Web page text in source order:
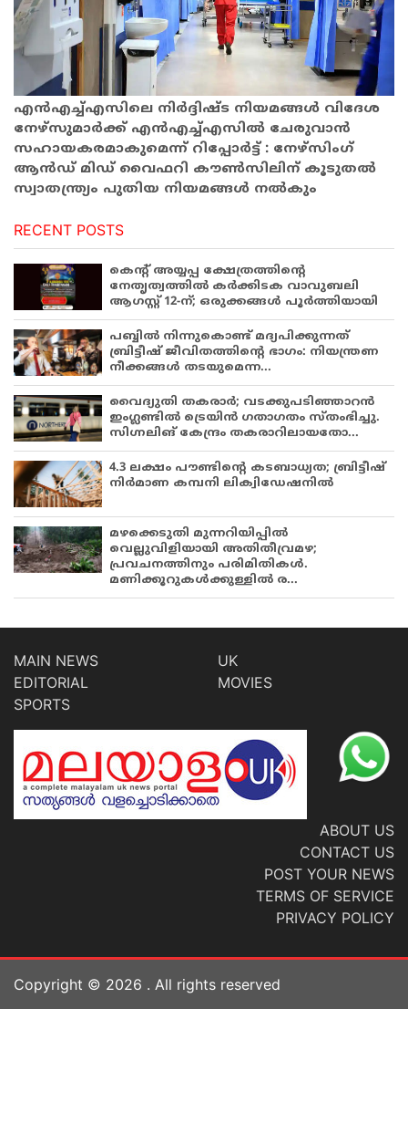
എൻഎച്ച്എസിലെ നിർദ്ദിഷ്ട നിയമങ്ങൾ വിദേശ
നേഴ്സുമാർക്ക് എൻഎച്ച്എസിൽ ചേരുവാൻ
സഹായകരമാകുമെന്ന് റിപ്പോർട്ട് : നേഴ്സിംഗ്
ആൻഡ് മിഡ് വൈഫറി കൗൺസിലിന് കൂടുതൽ
സ്വാതന്ത്ര്യം പുതിയ നിയമങ്ങൾ നൽകും
RECENT POSTS
കെന്റ് അയ്യപ്പ ക്ഷേത്രത്തിന്റെ
നേതൃത്വത്തിൽ കർക്കിടക വാവുബലി
ആഗസ്റ്റ് 12-ന്; ഒരുക്കങ്ങൾ പൂർത്തിയായി
പബ്ബില്‍ നിന്നുകൊണ്ട് മദ്യപിക്കുന്നത്
ബ്രിട്ടീഷ് ജീവിതത്തിന്റെ ഭാഗം: നിയന്ത്രണ
നീക്കങ്ങള്‍ തടയുമെന്ന...
വൈദ്യുതി തകരാർ; വടക്കുപടിഞ്ഞാറൻ
ഇംഗ്ലണ്ടിൽ ട്രെയിൻ ഗതാഗതം സ്തംഭിച്ചു.
സിഗ്നലിങ് കേന്ദ്രം തകരാറിലായതോ...
4.3 ലക്ഷം പൗണ്ടിന്റെ കടബാധ്യത; ബ്രിട്ടീഷ്
നിർമാണ കമ്പനി ലിക്വിഡേഷനിൽ
മഴക്കെടുതി മുന്നറിയിപ്പിൽ
വെല്ലുവിളിയായി അതിതീവ്രമഴ;
പ്രവചനത്തിനും പരിമിതികൾ.
മണിക്കൂറുകൾക്കുള്ളിൽ ര...
MAIN NEWS
EDITORIAL
SPORTS
UK
MOVIES
ABOUT US
CONTACT US
POST YOUR NEWS
TERMS OF SERVICE
PRIVACY POLICY
Copyright © 2026 . All rights reserved